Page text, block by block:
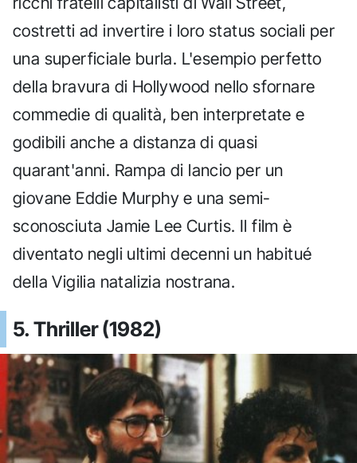
costretti ad invertire i loro status sociali per
una superficiale burla. L'esempio perfetto
della bravura di Hollywood nello sfornare
commedie di qualità, ben interpretate e
godibili anche a distanza di quasi
quarant'anni. Rampa di lancio per un
giovane Eddie Murphy e una semi-
sconosciuta Jamie Lee Curtis. Il film è
diventato negli ultimi decenni un habitué
della Vigilia natalizia nostrana.
5. Thriller (1982)